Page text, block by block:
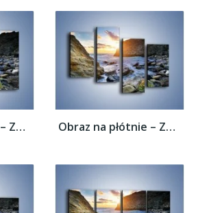
Obraz na płótnie – Zakaz kąpieli –... Obraz na płótnie – Zakaz kąpieli –...